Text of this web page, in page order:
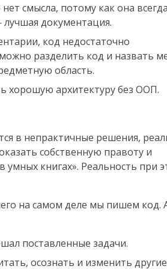
смысла, потому как она
документация.
код недостаточно
разделить код и назвать
область.
хорошую архитектуру без ООП.
в непрактичные решения,
собственную правоту и
умных книгах». Реальность при
на самом деле мы пишем код.
поставленные задачи.
осознать и изменить другие